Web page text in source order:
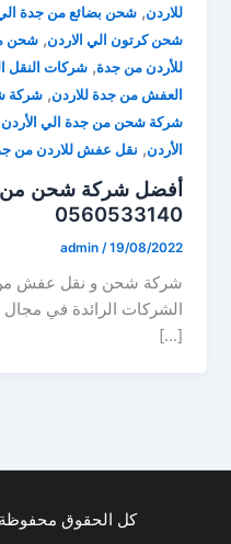
للاردن,شحن بضائع من جدة الي
شحن كرتون الي الاردن,شحن
للأردن من جدة,شركات النقل
العفش من جدة للاردن,شركة
شركة شحن من جدة الي الأردن
الأردن, نقل عفش للاردن من
أفضل شركة شحن من
0560533140
admin /19/08/2022
شركة شحن و نقل عفش من
الشركات الرائدة في
[…]
كل الحقوق محفوظة © 2026 السريع